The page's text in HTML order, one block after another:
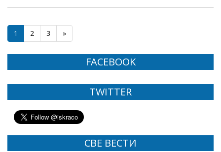
1 2 3 »
FACEBOOK
TWITTER
СВЕ ВЕСТИ